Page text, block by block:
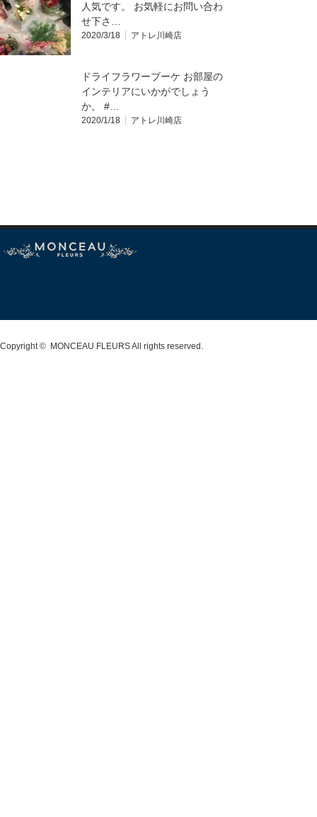
人気です。 お気軽にお問い合わ
せ下さ…
2020/3/18 アトレ川崎店
ドライフラワーブーケ お部屋の
インテリアにいかがでしょう
か。 #…
2020/1/18 アトレ川崎店
Copyright © MONCEAU FLEURSAll rights reserved.